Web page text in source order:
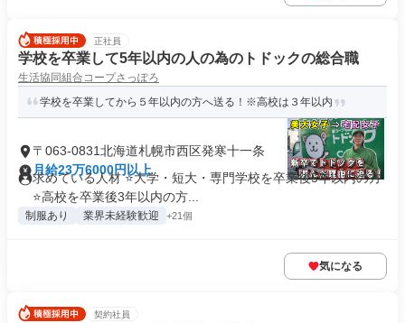
正社員
学校を卒業して5年以内の人の為のトドックの総合職
生活協同組合コープさっぽろ
学校を卒業してから５年以内の方へ送る！※高校は３年以内
〒063-0831北海道札幌市西区発寒十一条
月給23万6000円以上
求めている人材 ⭐大学・短大・専門学校を卒業後5年以内の方
⭐高校を卒業後3年以内の方...
制服あり 業界未経験歓迎 +21個
気になる
契約社員